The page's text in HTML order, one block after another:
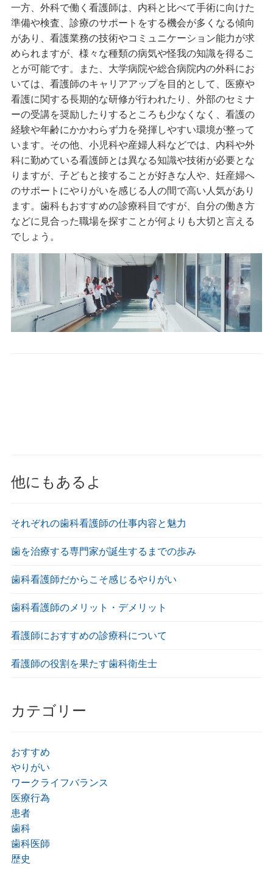
一方、外科で働く看護師は、内科と比べて手術に向けた
準備や検査、診療のサポートをする機会が多くなる傾向
があり、看護業務の技術やコミュニケーション能力が求
められますが、様々な種類の病気や怪我の知識を得るこ
とが可能です。また、大学病院や総合病院内の外科にお
いては、看護師のキャリアアップを目的として、医療や
看護に関する長期的な研修が行われたり、外部のセミナ
ーの受講を奨励したりするところも少なくなく、看護の
経験や年齢にかかわらず力を発揮しやすい環境が整って
います。その他、小児科や産婦人科などでは、内科や外
科に勤めている看護師とは異なる知識や技術が必要とな
りますが、子どもと接することが好きな人や、妊産婦へ
のサポートにやりがいを感じる人の間で高い人気があり
ます。歯科もおすすめの診療科目ですが、自分の働き方
などに見合った職場を探すことが何よりも大切と言える
でしょう。
他にもあるよ
それぞれの歯科看護師の仕事内容と魅力
歯を治療する専門家が誕生するまでの歩み
歯科看護師だからこそ感じるやりがい
歯科看護師のメリット・デメリット
看護師におすすめの診療科について
看護師の役割を果たす歯科衛生士
カテゴリー
おすすめ
やりがい
ワークライフバランス
医療行為
患者
歯科
歯科医師
歴史